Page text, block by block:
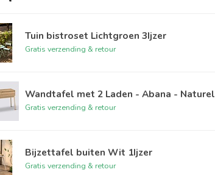
Tuin bistroset Lichtgroen 3Ijzer
Gratis verzending & retour
Wandtafel met 2 Laden - Abana - Naturel
Gratis verzending & retour
Bijzettafel buiten Wit 1Ijzer
Gratis verzending & retour